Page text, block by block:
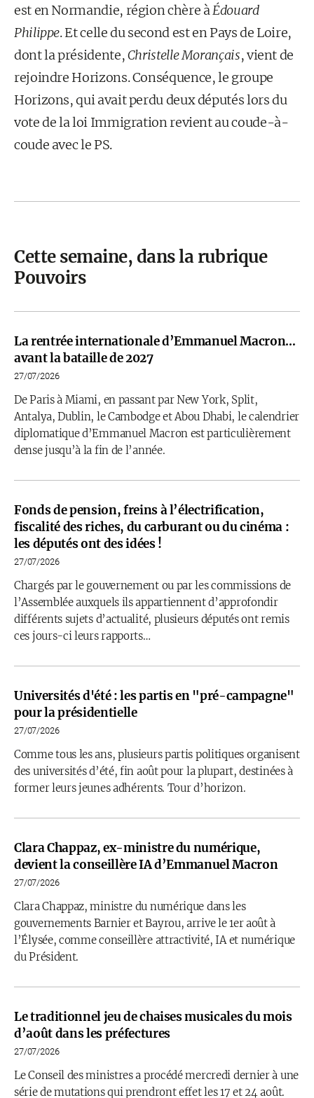
est en Normandie, région chère àÉdouard
Philippe. Et celle du second est en Pays de Loire,
dont la présidente,Christelle Morançais, vient de
rejoindre Horizons. Conséquence, le groupe
Horizons, qui avait perdu deux députés lors du
vote de la loi Immigration revient au coude-à-
coude avec le PS.
Cette semaine, dans la rubrique
Pouvoirs
La rentrée internationale d’Emmanuel Macron…
avant la bataille de 2027
27/07/2026
De Paris à Miami, en passant par New York, Split,
Antalya, Dublin, le Cambodge et Abou Dhabi, le calendrier
diplomatique d’Emmanuel Macron est particulièrement
dense jusqu’à la fin de l’année.
Fonds de pension, freins à l’électrification,
fiscalité des riches, du carburant ou du cinéma :
les députés ont des idées !
27/07/2026
Chargés par le gouvernement ou par les commissions de
l’Assemblée auxquels ils appartiennent d’approfondir
différents sujets d’actualité, plusieurs députés ont remis
ces jours-ci leurs rapports…
Universités d'été : les partis en "pré-campagne"
pour la présidentielle
27/07/2026
Comme tous les ans, plusieurs partis politiques organisent
des universités d’été, fin août pour la plupart, destinées à
former leurs jeunes adhérents. Tour d’horizon.
Clara Chappaz, ex-ministre du numérique,
devient la conseillère IA d’Emmanuel Macron
27/07/2026
Clara Chappaz, ministre du numérique dans les
gouvernements Barnier et Bayrou, arrive le 1er août à
l’Élysée, comme conseillère attractivité, IA et numérique
du Président.
Le traditionnel jeu de chaises musicales du mois
d’août dans les préfectures
27/07/2026
Le Conseil des ministres a procédé mercredi dernier à une
série de mutations qui prendront effet les 17 et 24 août.